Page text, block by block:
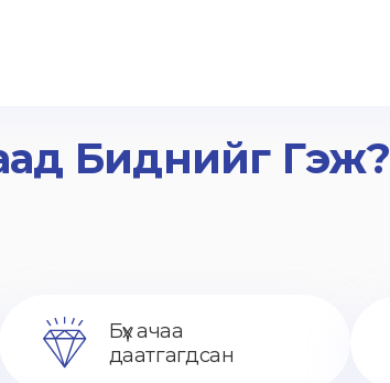
Биднийг Гэж?
Бүх ачаа
даатгагдсан